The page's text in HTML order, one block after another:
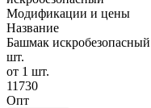
Модификации и цены
Название
Башмак
шт.
от 1 шт.
11730
Опт